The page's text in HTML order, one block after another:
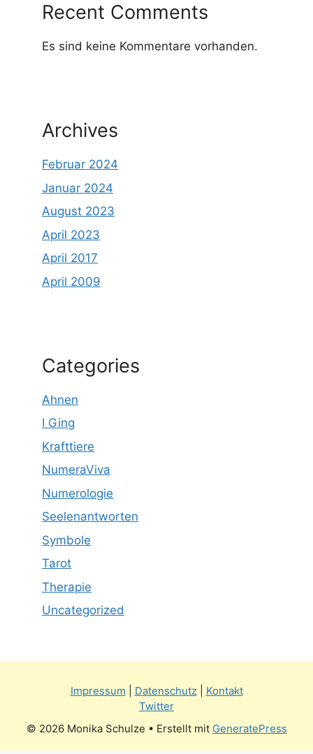
Recent Comments
Es sind keine Kommentare vorhanden.
Archives
Februar 2024
Januar 2024
August 2023
April 2023
April 2017
April 2009
Categories
Ahnen
I Ging
Krafttiere
NumeraViva
Numerologie
Seelenantworten
Symbole
Tarot
Therapie
Uncategorized
Impressum Datenschutz| Kontakt
Twitter
© 2026 Monika Schulze • Erstellt mit GeneratePress